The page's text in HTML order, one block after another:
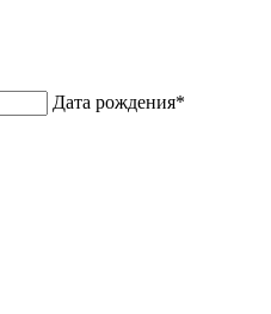
Дата рождения*